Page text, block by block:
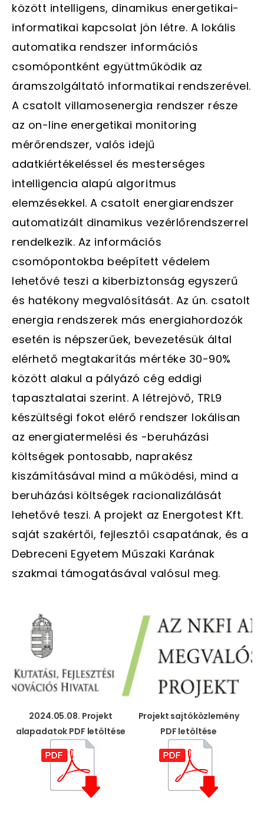
között intelligens, dinamikus energetikai-
informatikai kapcsolat jön létre. A lokális
automatika rendszer információs
csomópontként együttműködik az
áramszolgáltató informatikai rendszerével.
A csatolt villamosenergia rendszer része
az on-line energetikai monitoring
mérőrendszer, valós idejű
adatkiértékeléssel és mesterséges
intelligencia alapú algoritmus
elemzésekkel. A csatolt energiarendszer
automatizált dinamikus vezérlőrendszerrel
rendelkezik. Az információs
csomópontokba beépített védelem
lehetővé teszi a kiberbiztonság egyszerű
és hatékony megvalósítását. Az ún. csatolt
energia rendszerek más energiahordozók
esetén is népszerűek, bevezetésük által
elérhető megtakarítás mértéke 30-90%
között alakul a pályázó cég eddigi
tapasztalatai szerint. A létrejövő, TRL9
készültségi fokot elérő rendszer lokálisan
az energiatermelési és -beruházási
költségek pontosabb, naprakész
kiszámításával mind a működési, mind a
beruházási költségek racionalizálását
lehetővé teszi. A projekt az Energotest Kft.
saját szakértői, fejlesztői csapatának, és a
Debreceni Egyetem Műszaki Karának
szakmai támogatásával valósul meg.
2024.05.08. Projekt
alapadatok PDF letöltése
Projekt sajtóközlemény
PDF letöltése